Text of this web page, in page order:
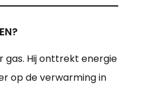
gas. Hij onttrekt energie
op de verwarming in